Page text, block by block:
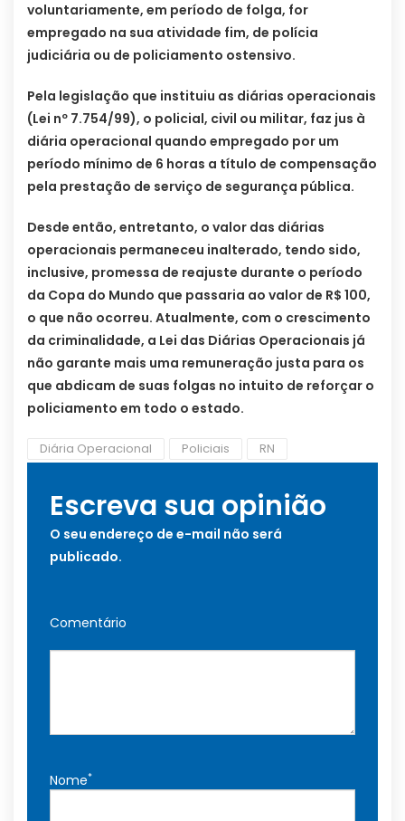
voluntariamente, em período de folga, for
empregado na sua atividade fim, de polícia
judiciária ou de policiamento ostensivo.
Pela legislação que instituiu as diárias operacionais
(Lei nº 7.754/99), o policial, civil ou militar, faz jus à
diária operacional quando empregado por um
período mínimo de 6 horas a título de compensação
pela prestação de serviço de segurança pública.
Desde então, entretanto, o valor das diárias
operacionais permaneceu inalterado, tendo sido,
inclusive, promessa de reajuste durante o período
da Copa do Mundo que passaria ao valor de R$ 100,
o que não ocorreu. Atualmente, com o crescimento
da criminalidade, a Lei das Diárias Operacionais já
não garante mais uma remuneração justa para os
que abdicam de suas folgas no intuito de reforçar o
policiamento em todo o estado.
Diária Operacional Policiais RN
Escreva sua opinião
O seu endereço de e-mail não será
publicado.
Comentário
Nome*